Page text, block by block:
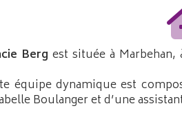
Berg est située à
équipe dynamique est
Boulanger et d’une